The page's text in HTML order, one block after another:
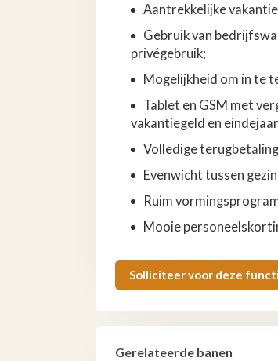
Aantrekkelijke
Gebruik van
privégebruik;
Mogelijkheid om in te
Tablet en GSM met
vakantiegeld en
Volledige
Evenwicht tussen
Ruim
Mooie
Solliciteer voor deze
Gerelateerde banen